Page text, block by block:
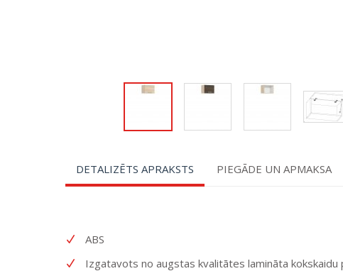
DETALIZĒTS APRAKSTS PIEGĀDE UN APMAKSA
ABS
Izgatavots no augstas kvalitātes lamināta kokskaidu